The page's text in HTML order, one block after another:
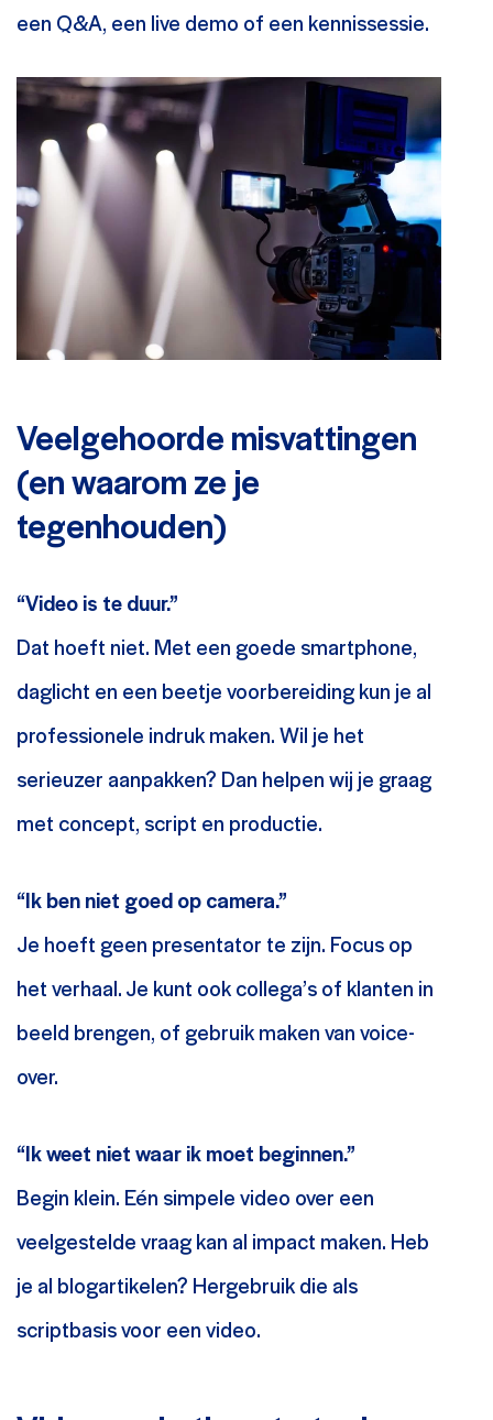
een Q&A, een live demo of een kennissessie.
Veelgehoorde misvattingen
(en waarom ze je
tegenhouden)
“Video is te duur.”
Dat hoeft niet. Met een goede smartphone,
daglicht en een beetje voorbereiding kun je al
professionele indruk maken. Wil je het
serieuzer aanpakken? Dan helpen wij je graag
met concept, script en productie.
“Ik ben niet goed op camera.”
Je hoeft geen presentator te zijn. Focus op
het verhaal. Je kunt ook collega’s of klanten in
beeld brengen, of gebruik maken van voice-
over.
“Ik weet niet waar ik moet beginnen.”
Begin klein. Eén simpele video over een
veelgestelde vraag kan al impact maken. Heb
je al blogartikelen? Hergebruik die als
scriptbasis voor een video.